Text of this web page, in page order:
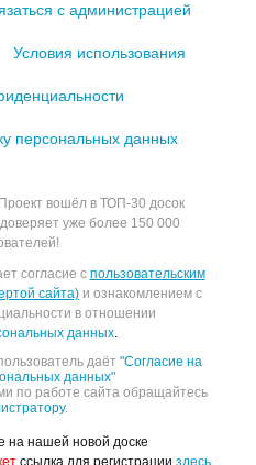
Проект вошёл в ТОП-30 досок
уже более 150 000
согласие с пользовательским
сайта) и ознакомлением с
в отношении
данных.
даёт "Согласие на
данных"
по работе сайта обращайтесь
.
с администрацией
Условия использования
персональных данных
на нашей новой доске
ссылка для регистрации здесь